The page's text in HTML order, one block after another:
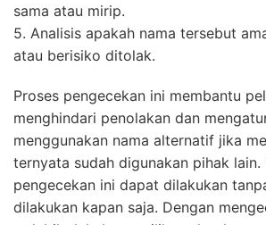
sama atau mirip.
5. Analisis apakah nama tersebut
atau berisiko ditolak.
Proses pengecekan ini membantu
menghindari penolakan dan
menggunakan nama alternatif jika
ternyata sudah digunakan pihak lain.
pengecekan ini dapat dilakukan
dilakukan kapan saja. Dengan